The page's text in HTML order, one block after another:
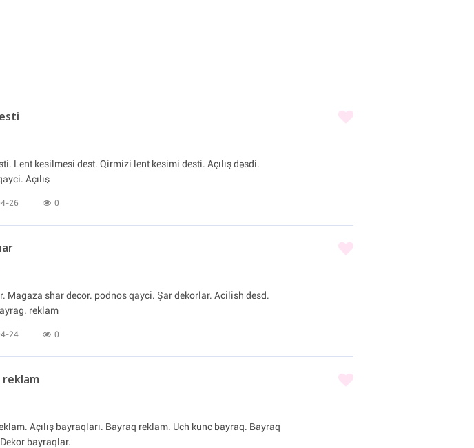
Lent kesilmesi dest. Qirmizi lent kesimi desti. Açılış dəsdi.
Açılış
26 0
Magaza shar decor. podnos qayci. Şar dekorlar. Acilish desd.
reklam
24 0
reklam
Açılış bayraqları. Bayraq reklam. Uch kunc bayraq. Bayraq
bayraqlar.